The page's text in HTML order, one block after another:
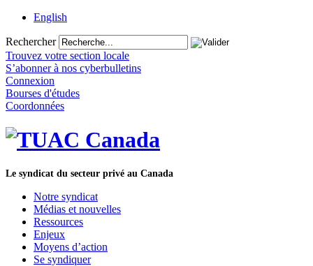
English
Rechercher
Trouvez votre section locale
S’abonner à nos cyberbulletins
Connexion
Bourses d'études
Coordonnées
Le syndicat du secteur privé au Canada
Notre syndicat
Médias et nouvelles
Ressources
Enjeux
Moyens d’action
Se syndiquer